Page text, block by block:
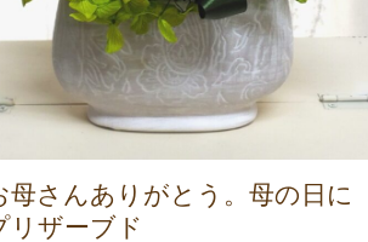
母さんありがとう。母の日に
リザーブド